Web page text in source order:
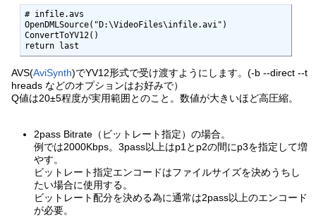
# infile.avs
OpenDMLSource("D:\VideoFiles\infile.avi")
ConvertToYV12()
return last
AVS(AviSynth)でYV12形式で受け渡すようにします。(-b --direct --t
hreads などのオプションはお好みで）
Q値は20±5程度が実用範囲とのこと。数値が大きいほど高圧縮。
2pass Bitrate（ビットレート指定）の場合。
例では2000Kbps。3pass以上はp1とp2の間にp3を指定して増
やす。
ビットレート指定エンコードはファイルサイズを決めうちし
たい場合に使用する。
ビットレート配分を決める為に通常は2pass以上のエンコード
が必要。